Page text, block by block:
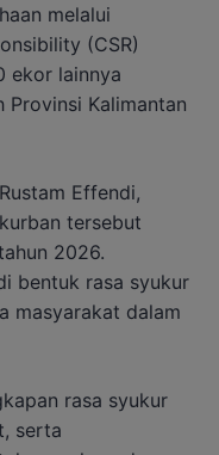
melalui
(CSR)
ekor lainnya
Provinsi Kalimantan
Effendi,
tersebut
2026.
bentuk rasa syukur
masyarakat dalam
rasa syukur
serta